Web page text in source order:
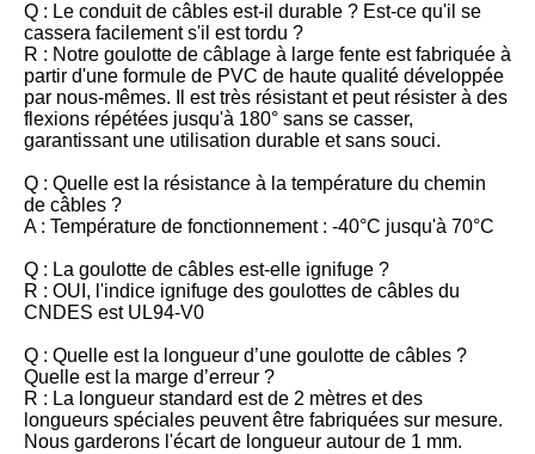
Q : Le conduit de câbles est-il durable ? Est-ce qu'il se
cassera facilement s'il est tordu ?
R : Notre goulotte de câblage à large fente est fabriquée à
partir d'une formule de PVC de haute qualité développée
par nous-mêmes. Il est très résistant et peut résister à des
flexions répétées jusqu'à 180° sans se casser,
garantissant une utilisation durable et sans souci.
Q : Quelle est la résistance à la température du chemin
de câbles ?
A : Température de fonctionnement : -40°C jusqu'à 70°C
Q : La goulotte de câbles est-elle ignifuge ?
R : OUI, l'indice ignifuge des goulottes de câbles du
CNDES est UL94-V0
Q : Quelle est la longueur d’une goulotte de câbles ?
Quelle est la marge d’erreur ?
R : La longueur standard est de 2 mètres et des
longueurs spéciales peuvent être fabriquées sur mesure.
Nous garderons l'écart de longueur autour de 1 mm.